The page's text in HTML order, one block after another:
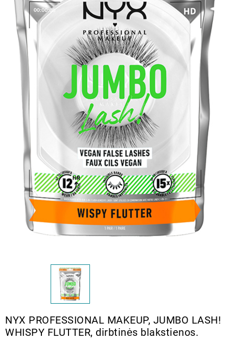
NYX PROFESSIONAL MAKEUP, JUMBO LASH!
WHISPY FLUTTER, dirbtinės blakstienos.